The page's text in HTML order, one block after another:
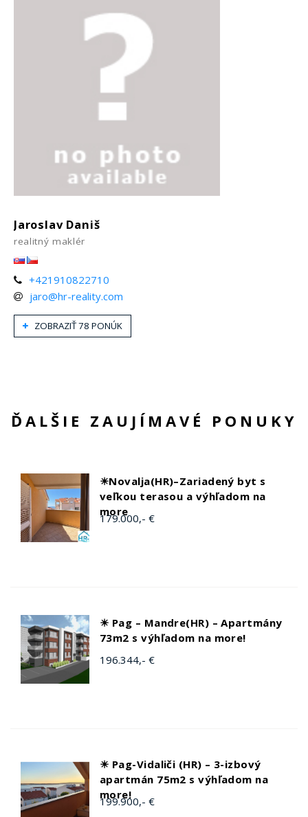
Jaroslav Daniš
realitný maklér
+421910822710
jaro@hr-reality.com
ZOBRAZIŤ 78 PONÚK
ĎALŠIE ZAUJÍMAVÉ PONUKY
☀Novalja(HR)–Zariadený byt s
veľkou terasou a výhľadom na
more
179.000,- €
☀ Pag – Mandre(HR) – Apartmány
73m2 s výhľadom na more!
196.344,- €
☀ Pag-Vidaliči (HR) – 3-izbový
apartmán 75m2 s výhľadom na
more!
199.900,- €